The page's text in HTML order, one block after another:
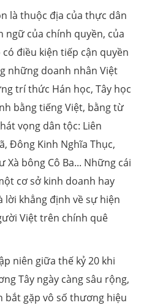
là thuộc địa của thực dân
ngữ của chính quyền, của
điều kiện tiếp cận quyền
những doanh nhân Việt
trí thức Hán học, Tây học
bằng tiếng Việt, bằng từ
vọng dân tộc: Liên
Đông Kinh Nghĩa Thục,
Xà bông Cô Ba... Những cái
cơ sở kinh doanh hay
lời khẳng định về sự hiện
Việt trên chính quê
niên giữa thế kỷ 20 khi
Tây ngày càng sâu rộng,
bắt gặp vô số thương hiệu